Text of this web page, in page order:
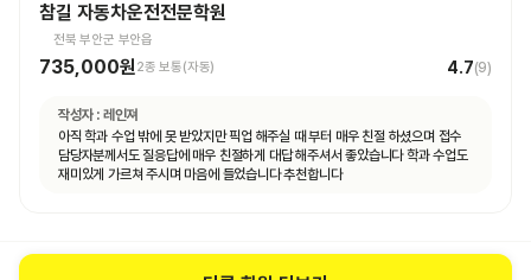
참길 자동차운전전문학원
전북 부안군 부안읍
735,000원2종 보통(자동) 4.7(9)
작성자 : 레인져
아직 학과 수업 밖에 못 받았지만 픽업 해주실 때 부터 매우 친절 하셨으며 접수
담당자분께서도 질응답에 매우 친절하게 대답 해주셔서 좋았습니다 학과 수업도
재미있게 가르쳐 주시며 마음에 들었습니다 추천합니다